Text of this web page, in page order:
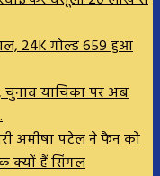
24K गोल्ड ₹659 हुआ
याचिका पर अब
अमीषा पटेल ने फैन को
क्यों हैं सिंगल